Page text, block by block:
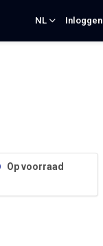
NL Inloggen
Op voorraad